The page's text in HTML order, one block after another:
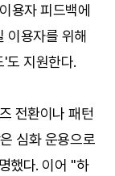
용자 피드백에
이용자를 위해
도 지원한다.
전환이나 패턴
심화 운용으로
했다. 이어 "하